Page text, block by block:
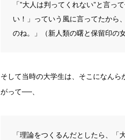
「”大人は判ってくれない”と言っ
い！」っていう風に言ってたから
のね。」（新人類の曙と保留印の
そして当時の大学生は、そこになん
がって──、
「理論をつくるんだとしたら、